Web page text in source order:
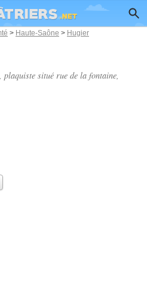
> Haute-Saône > Hugier
plaquiste situé rue de la fontaine,